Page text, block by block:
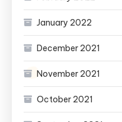
January 2022
December 2021
November 2021
October 2021